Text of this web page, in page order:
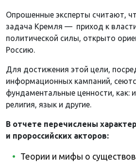
Опрошенные эксперты считают,
задача Кремля — приход к власти
политической силы, открыто
Россию.
Для достижения этой цели,
информационных кампаний,
фундаментальные ценности, как:
религия, язык и другие.
В отчете перечислены
и пророссийских акторов:
Теории и мифы о